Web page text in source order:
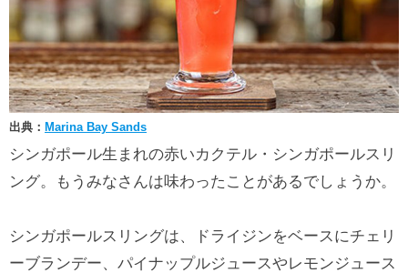
出典： Marina Bay Sands
シンガポール生まれの赤いカクテル・シンガポールスリ
ング。もうみなさんは味わったことがあるでしょうか。
シンガポールスリングは、ドライジンをベースにチェリ
ーブランデー、パイナップルジュースやレモンジュース